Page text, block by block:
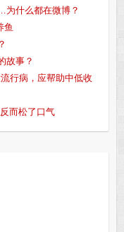
为什么都在微博？
鱼
故事？
行病，应帮助中低收
而松了口气